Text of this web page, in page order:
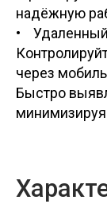
надёжную
• Удаленный
через
Быстро